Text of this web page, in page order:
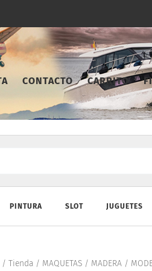
CONTACTO CARRITO
PINTURA SLOT JUGUETES
/ Tienda/ MAQUETAS/ MADERA/